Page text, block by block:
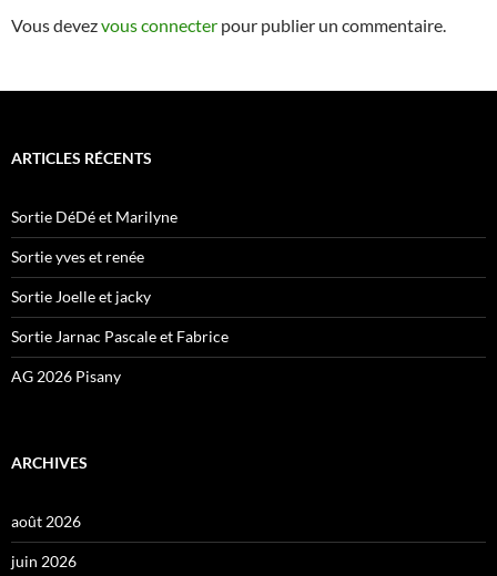
Vous devezvous connecter pour publier un commentaire.
ARTICLES RÉCENTS
Sortie DéDé et Marilyne
Sortie yves et renée
Sortie Joelle et jacky
Sortie Jarnac Pascale et Fabrice
AG 2026 Pisany
ARCHIVES
août 2026
juin 2026